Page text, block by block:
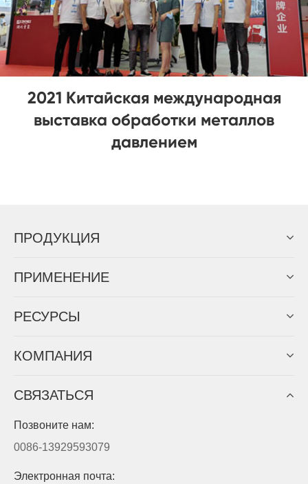
2021 Китайская международная
выставка обработки металлов
давлением
ПРОДУКЦИЯ
ПРИМЕНЕНИЕ
PЕСУРСЫ
КОМПАНИЯ
СВЯЗАТЬСЯ
Позвоните нам:
0086-13929593079
Электронная почта: